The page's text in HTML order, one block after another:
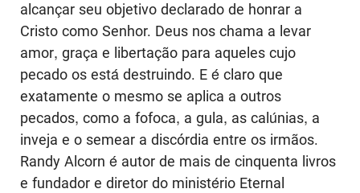
alcançar seu objetivo declarado de honrar a
Cristo como Senhor. Deus nos chama a levar
amor, graça e libertação para aqueles cujo
pecado os está destruindo. E é claro que
exatamente o mesmo se aplica a outros
pecados, como a fofoca, a gula, as calúnias, a
inveja e o semear a discórdia entre os irmãos.
Randy Alcorn é autor de mais de cinquenta livros
e fundador e diretor do ministério Eternal